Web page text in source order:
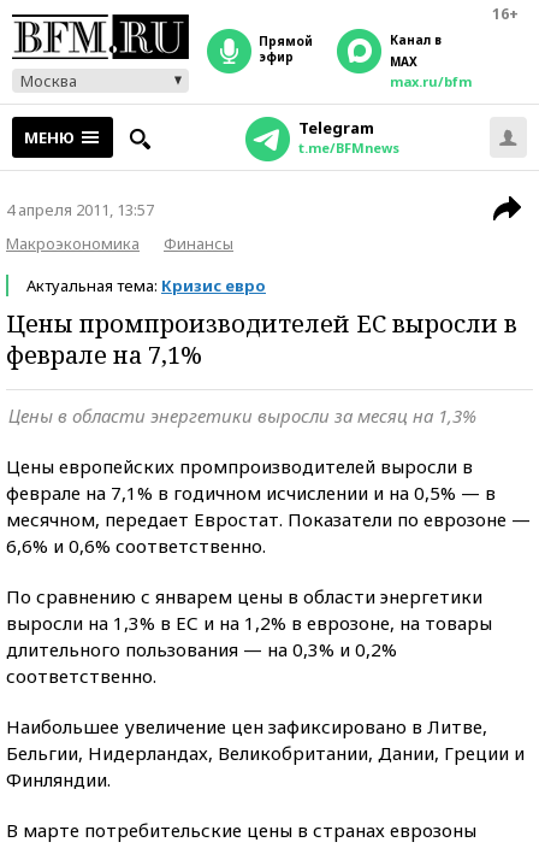
16+
Москва
прямой
эфир
Канал в
MAX
max.ru/bfm
МЕНЮ Telegram
t.me/BFMnews
4 апреля 2011, 13:57
Макроэкономика
Финансы
Актуальная тема: Кризис евро
Цены промпроизводителей ЕС выросли в
феврале на 7,1%
Цены в области энергетики выросли за месяц на 1,3%
Цены европейских промпроизводителей выросли в
феврале на 7,1% в годичном исчислении и на 0,5% — в
месячном, передает Евростат. Показатели по еврозоне —
6,6% и 0,6% соответственно.
По сравнению с январем цены в области энергетики
выросли на 1,3% в ЕС и на 1,2% в еврозоне, на товары
длительного пользования — на 0,3% и 0,2%
соответственно.
Наибольшее увеличение цен зафиксировано в Литве,
Бельгии, Нидерландах, Великобритании, Дании, Греции и
Финляндии.
В марте потребительские цены в странах еврозоны